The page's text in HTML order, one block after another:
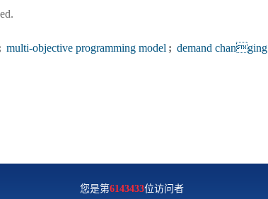
multi-objective programming model ; demand changing
您是第6143433位访问者